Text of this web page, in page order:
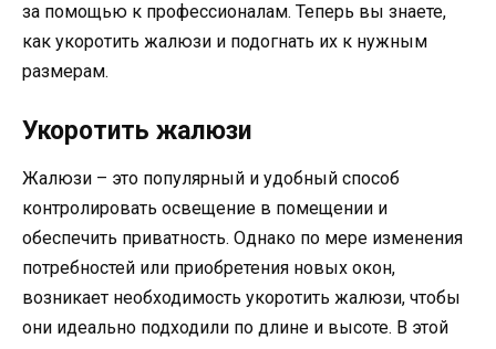
за помощью к профессионалам. Теперь вы знаете,
как укоротить жалюзи и подогнать их к нужным
размерам.
Укоротить жалюзи
Жалюзи – это популярный и удобный способ
контролировать освещение в помещении и
обеспечить приватность. Однако по мере изменения
потребностей или приобретения новых окон,
возникает необходимость укоротить жалюзи, чтобы
они идеально подходили по длине и высоте. В этой